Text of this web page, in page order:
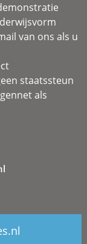
van ons als u
staatssteun
als